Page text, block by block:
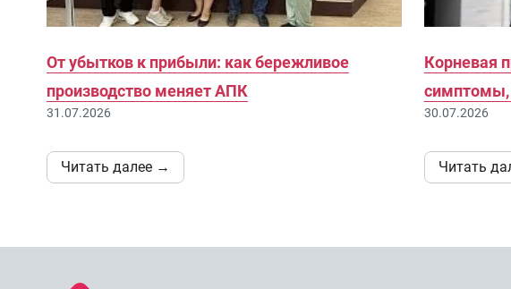
От убытков к прибыли: как бережливое
производство меняет АПК
31.07.2026
Читать далее →
Корневая
симптомы,
30.07.2026
Читать